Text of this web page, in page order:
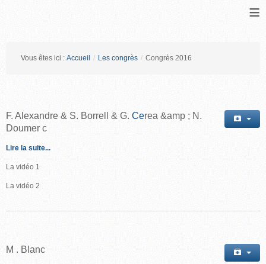
≡
Vous êtes ici : Accueil / Les congrès / Congrès 2016
F. Alexandre & S. Borrell & G. Cerea &amp ; N.
Doumer c
Lire la suite...
La vidéo 1
La vidéo 2
M . Blanc